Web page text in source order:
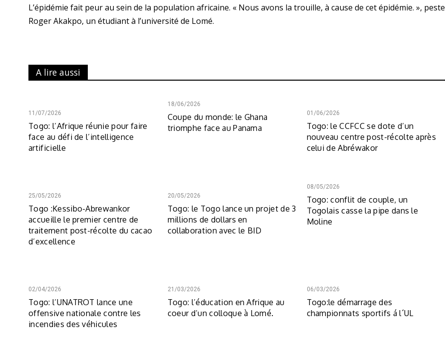
L’épidémie fait peur au sein de la population africaine. « Nous avons la trouille, à cause de cet épidémie. », peste
Roger Akakpo, un étudiant à l’université de Lomé.
A lire aussi
11/07/2026
Togo: l’Afrique réunie pour faire
face au défi de l’intelligence
artificielle
18/06/2026
Coupe du monde: le Ghana
triomphe face au Panama
01/06/2026
Togo: le CCFCC se dote d’un
nouveau centre post-récolte après
celui de Abréwakor
25/05/2026
Togo :Kessibo-Abrewankor
accueille le premier centre de
traitement post-récolte du cacao
d’excellence
20/05/2026
Togo: le Togo lance un projet de 3
millions de dollars en
collaboration avec le BID
08/05/2026
Togo: conflit de couple, un
Togolais casse la pipe dans le
Moline
02/04/2026
Togo: l’UNATROT lance une
offensive nationale contre les
incendies des véhicules
21/03/2026
Togo: l’éducation en Afrique au
coeur d’un colloque à Lomé.
06/03/2026
Togo:le démarrage des
championnats sportifs á l´UL